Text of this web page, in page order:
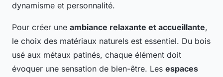
dynamisme et personnalité.
Pour créer une ambiance relaxante et accueillante,
le choix des matériaux naturels est essentiel. Du bois
usé aux métaux patinés, chaque élément doit
évoquer une sensation de bien-être. Les espaces